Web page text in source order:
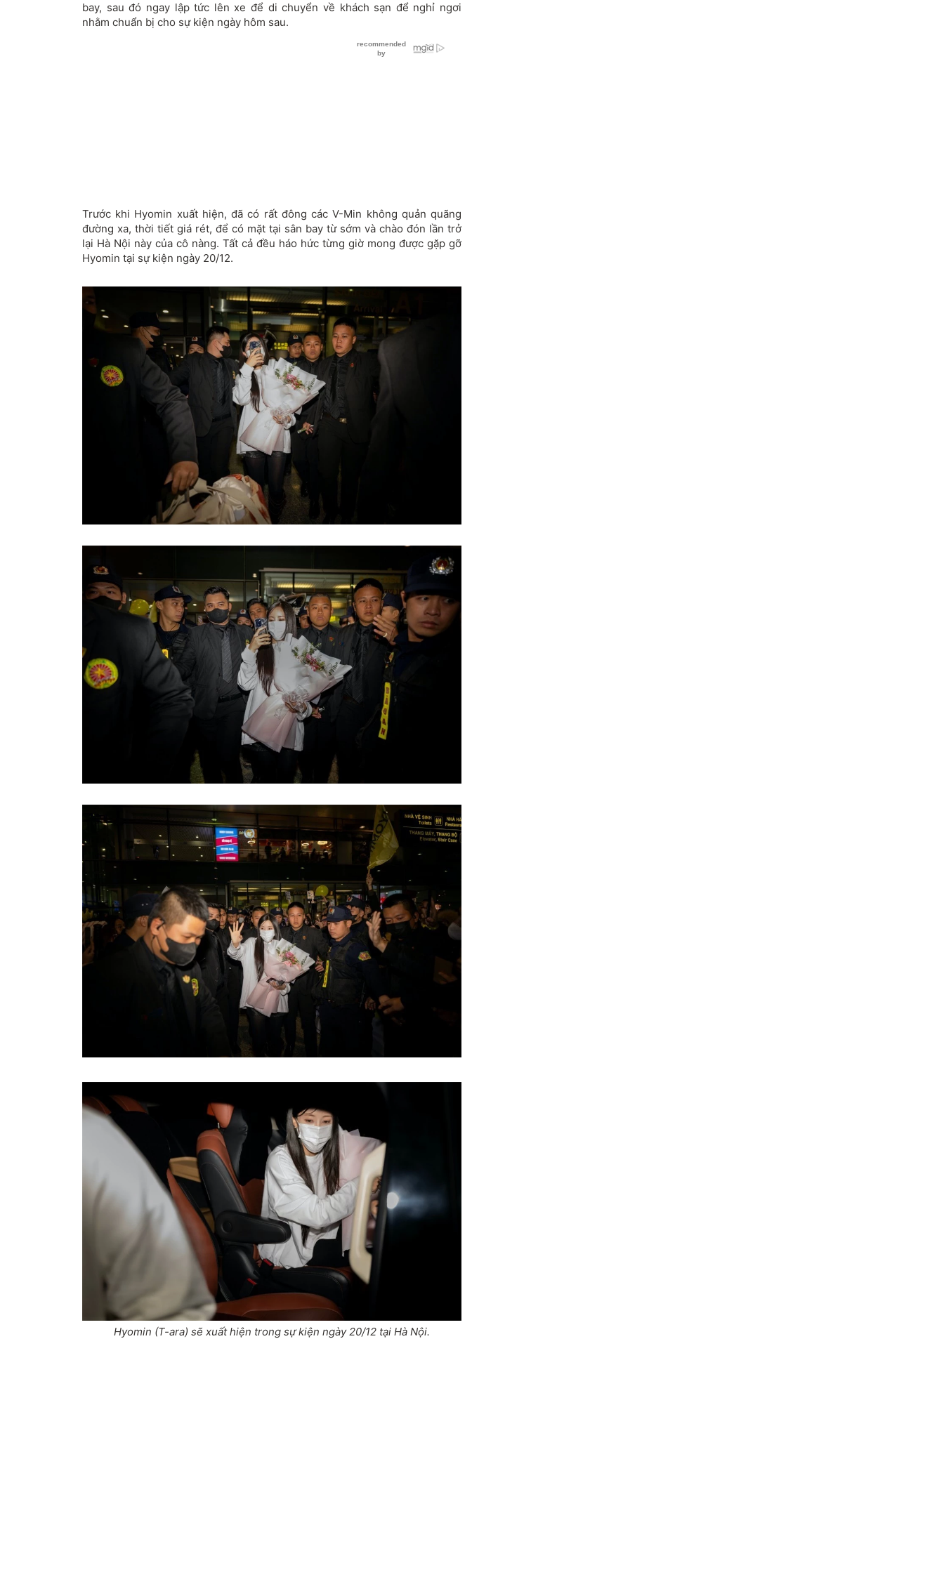
bay, sau đó ngay lập tức lên xe để di chuyển về khách sạn để nghỉ ngơi
nhằm chuẩn bị cho sự kiện ngày hôm sau.
Trước khi Hyomin xuất hiện, đã có rất đông các V-Min không quản quãng
đường xa, thời tiết giá rét, để có mặt tại sân bay từ sớm và chào đón lần trở
lại Hà Nội này của cô nàng. Tất cả đều háo hức từng giờ mong được gặp gỡ
Hyomin tại sự kiện ngày 20/12.
Hyomin (T-ara) sẽ xuất hiện trong sự kiện ngày 20/12 tại Hà Nội.